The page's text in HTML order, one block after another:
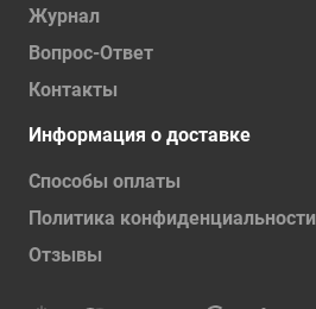
Журнал
Вопрос-Ответ
Контакты
Информация о доставке
Способы оплаты
Политика конфиденциальности
Отзывы